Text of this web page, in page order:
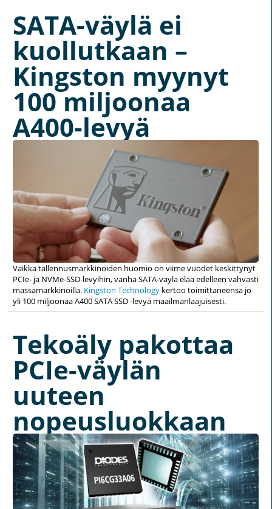
SATA-väylä ei
kuollutkaan –
Kingston myynyt
100 miljoonaa
A400-levyä
Vaikka tallennusmarkkinoiden huomio on viime vuodet keskittynyt
PCIe- ja NVMe-SSD-levyihin, vanha SATA-väylä elää edelleen vahvasti
massamarkkinoilla. Kingston Technology kertoo toimittaneensa jo
yli 100 miljoonaa A400 SATA SSD -levyä maailmanlaajuisesti.
Tekoäly pakottaa
PCIe-väylän
uuteen
nopeusluokkaan